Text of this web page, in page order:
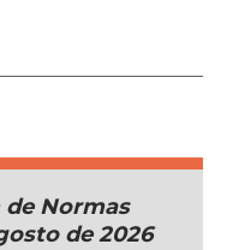
Normas
de 2026